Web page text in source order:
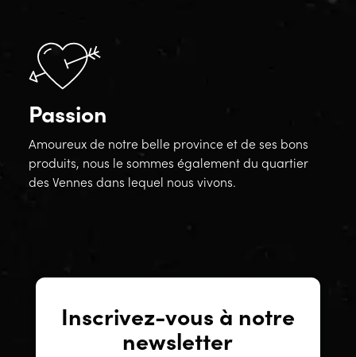
Passion
Amoureux de notre belle province et de ses bons
produits, nous le sommes également du quartier
des Vennes dans lequel nous vivons.
Inscrivez-vous à notre
newsletter